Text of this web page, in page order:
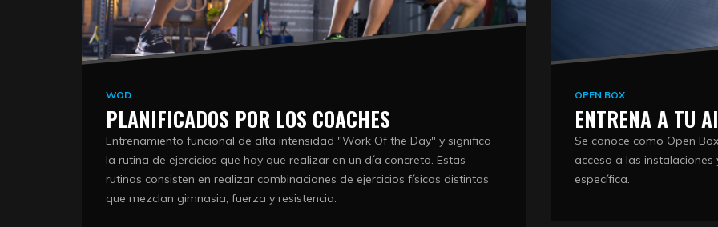
WOD
PLANIFICADOS POR LOS COACHES
Entrenamiento funcional de alta intensidad "Work Of the Day" y significa
la rutina de ejercicios que hay que realizar en un día concreto. Estas
rutinas consisten en realizar combinaciones de ejercicios físicos distintos
que mezclan gimnasia, fuerza y resistencia.
OPEN BOX
ENTRENA A TU
Se conoce como Open
acceso a las
específica.